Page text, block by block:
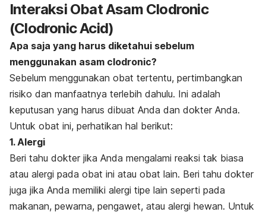
Interaksi Obat Asam Clodronic
(Clodronic Acid)
Apa saja yang harus diketahui sebelum
menggunakan asam clodronic?
Sebelum menggunakan obat tertentu, pertimbangkan
risiko dan manfaatnya terlebih dahulu. Ini adalah
keputusan yang harus dibuat Anda dan dokter Anda.
Untuk obat ini, perhatikan hal berikut:
1. Alergi
Beri tahu dokter jika Anda mengalami reaksi tak biasa
atau alergi pada obat ini atau obat lain. Beri tahu dokter
juga jika Anda memiliki alergi tipe lain seperti pada
makanan, pewarna, pengawet, atau alergi hewan. Untuk